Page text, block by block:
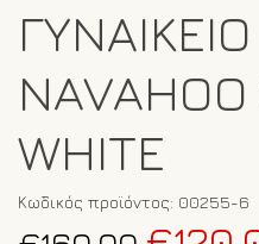
WHITE
Κωδικός προϊόντος: 00255-6
Original